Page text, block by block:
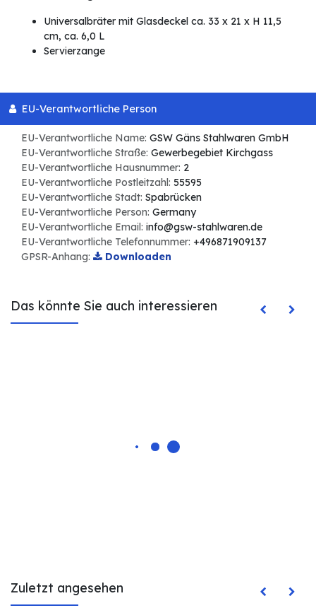
Universalbräter mit Glasdeckel ca. 33 x 21 x H 11,5
cm, ca. 6,0 L
Servierzange
EU-Verantwortliche Person
EU-Verantwortliche Name: GSW Gäns Stahlwaren GmbH
EU-Verantwortliche Straße: Gewerbegebiet Kirchgass
EU-Verantwortliche Hausnummer: 2
EU-Verantwortliche Postleitzahl: 55595
EU-Verantwortliche Stadt: Spabrücken
EU-Verantwortliche Person: Germany
EU-Verantwortliche Email: info@gsw-stahlwaren.de
EU-Verantwortliche Telefonnummer: +496871909137
GPSR-Anhang:
Downloaden
Das könnte Sie auch interessieren
Zuletzt angesehen